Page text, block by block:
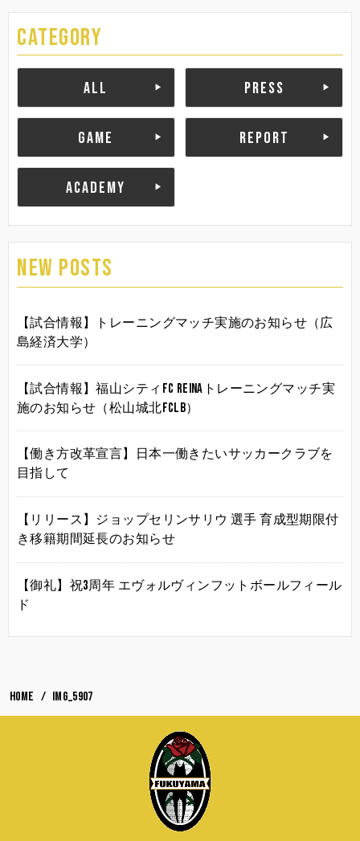
CATEGORY
ALL PRESS
GAME REPORT
ACADEMY
NEW POSTS
【試合情報】トレーニングマッチ実施のお知らせ（広
島経済大学）
【試合情報】福山シティFC Reinaトレーニングマッチ実
施のお知らせ（松山城北FCLB）
【働き方改革宣言】日本一働きたいサッカークラブを
目指して
【リリース】ジョップセリンサリウ 選手 育成型期限付
き移籍期間延長のお知らせ
【御礼】祝3周年 エヴォルヴィンフットボールフィール
ド
HOME IMG_5907